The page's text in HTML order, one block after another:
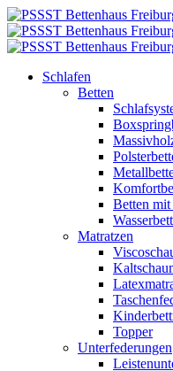
Zum
Inhalt
springen
Schlafen
Betten
Betten mit
Matratzen
Topper
Unterfederungen